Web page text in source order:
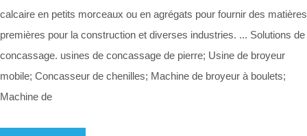
calcaire en petits morceaux ou en agrégats pour fournir des matières
premières pour la construction et diverses industries. ... Solutions de
concassage. usines de concassage de pierre; Usine de broyeur
mobile; Concasseur de chenilles; Machine de broyeur à boulets;
Machine de